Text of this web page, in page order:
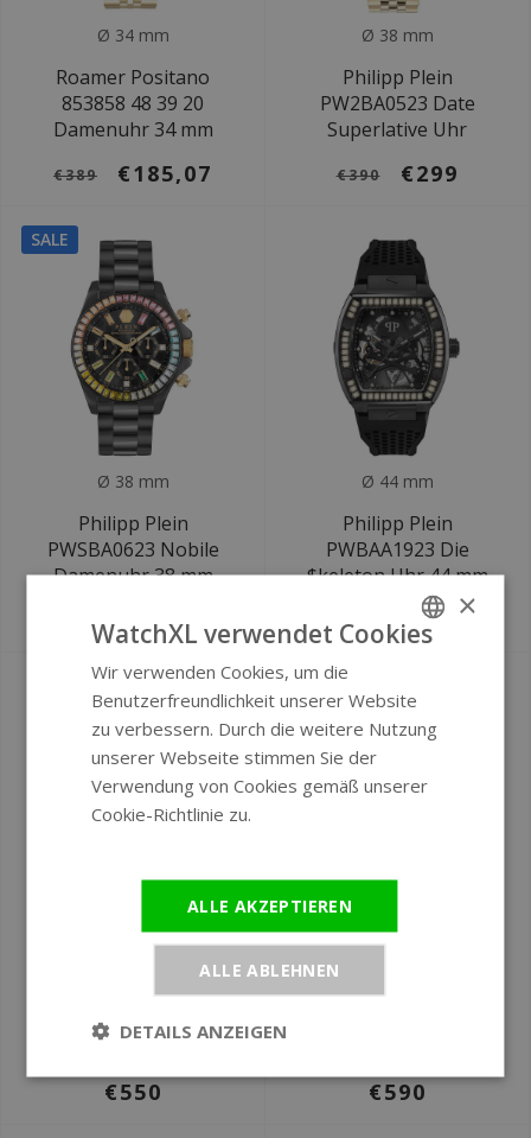
Ø 34 mm
Roamer Positano
853858 48 39 20
Damenuhr 34 mm
€389 €185,07
Ø 38 mm
Philipp Plein
PW2BA0523 Date
Superlative Uhr
€390 €299
SALE
Ø 38 mm
Philipp Plein
PWSBA0623 Nobile
Damenuhr 38 mm
€670 €497
Ø 44 mm
Philipp Plein
PWBAA1923 Die
$keleton Uhr 44 mm
€740
Ø 23 mm
PW5FA0225 The
$pectre Lady Mini
Damenuhr
€550
Ø 39 mm
PW4FA0225 Plein
€590
GERMAN
×
WatchXL verwendet Cookies
Wir verwenden Cookies, um die
Benutzerfreundlichkeit unserer Website
zu verbessern. Durch die weitere Nutzung
unserer Webseite stimmen Sie der
Verwendung von Cookies gemäß unserer
Cookie-Richtlinie zu.
ALLE AKZEPTIEREN
ALLE ABLEHNEN
DETAILS ANZEIGEN